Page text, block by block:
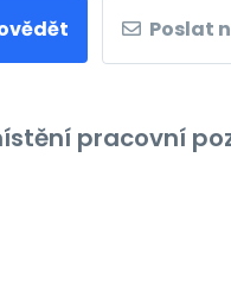
Poslat
pracovní